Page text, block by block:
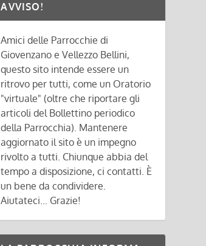
AVVISO!
Amici delle Parrocchie di
Giovenzano e Vellezzo Bellini,
questo sito intende essere un
ritrovo per tutti, come un Oratorio
"virtuale" (oltre che riportare gli
articoli del Bollettino periodico
della Parrocchia). Mantenere
aggiornato il sito è un impegno
rivolto a tutti. Chiunque abbia del
tempo a disposizione, ci contatti. È
un bene da condividere.
Aiutateci... Grazie!